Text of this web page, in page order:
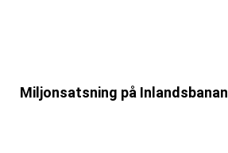
Miljonsatsning på Inlandsbanan